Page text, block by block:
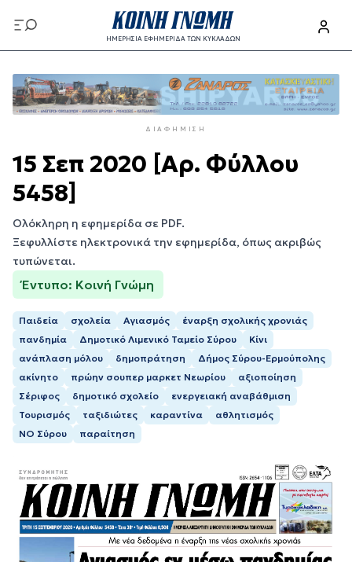
προς
το
περιεχόμενο
ΗΜΕΡΗΣΙΑ ΕΦΗΜΕΡΙΔΑ ΤΩΝ ΚΥΚΛΑΔΩΝ
προς
το
κυρίως
ΔΙΑΦΉΜΙΣΗ
15 Σεπ 2020 [Αρ. Φύλλου
5458]
Ολόκληρη η εφημερίδα σε PDF.
Ξεφυλλίστε ηλεκτρονικά την εφημερίδα, όπως ακριβώς
τυπώνεται.
Έντυπο: Κοινή Γνώμη
Παιδεία σχολεία Αγιασμός
έναρξη σχολικής χρονιάς
πανδημία
Δημοτικό Λιμενικό Ταμείο Σύρου
Κίνι
ανάπλαση μόλου
δημοπράτηση
Δήμος Σύρου-Ερμούπολης
ακίνητο
πρώην σουπερ μαρκετ Νεωρίου
αξιοποίηση
Σέριφος
δημοτικό σχολείο
ενεργειακή αναβάθμιση
Τουρισμός
ταξιδιώτες καραντίνα
αθλητισμός
ΝΟ Σύρου
παραίτηση